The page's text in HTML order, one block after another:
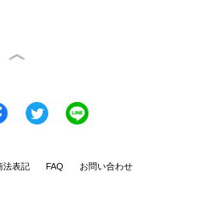
法表記 FAQ お問い合わせ